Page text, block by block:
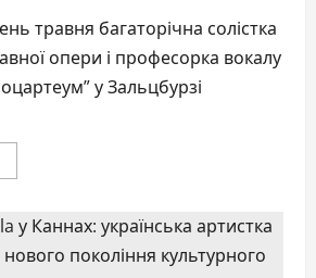
травня багаторічна солістка
опери і професорка вокалу
у Зальцбурзі
Докладніше
про
світового
рівня
Зоряна
Кушплер